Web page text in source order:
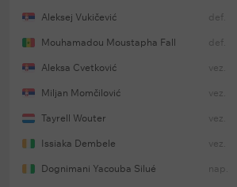
Aleksej Vukičević def.
Mouhamadou Moustapha Fall def.
Aleksa Cvetković vez.
Miljan Momčilović vez.
Tayrell Wouter vez.
Issiaka Dembele vez.
Dognimani Yacouba Silué nap.